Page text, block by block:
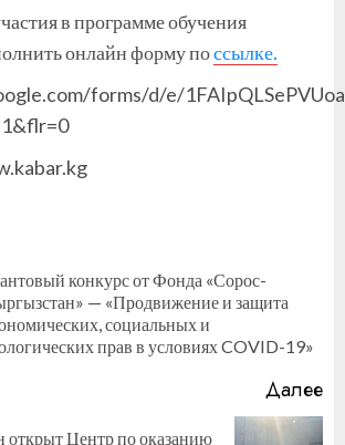
в программе обучения
онлайн форму поссылке.
forms/d/e/
конкурс от Фонда «Сорос-
— «Продвижение и защита
социальных и
прав в условиях COVID-19»
Далее
открыт Центр по оказанию